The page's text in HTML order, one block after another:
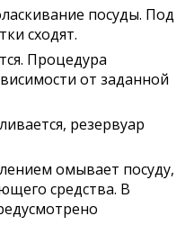
посуды. Под
сходят.
Процедура
от заданной
резервуар
омывает посуду,
средства. В